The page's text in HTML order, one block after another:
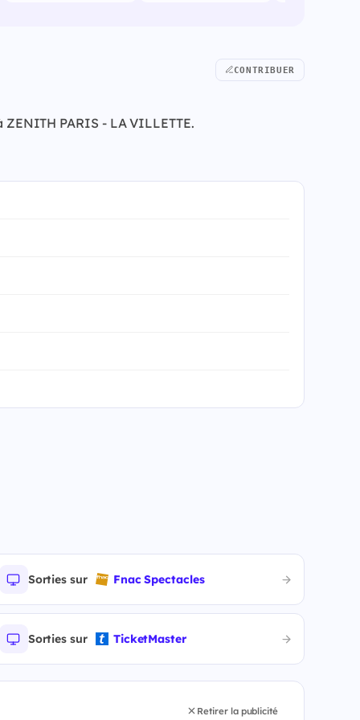
CONTRIBUER
PARIS - LA VILLETTE.
Sorties sur Fnac Spectacles
Sorties sur TicketMaster
Retirer la publicité